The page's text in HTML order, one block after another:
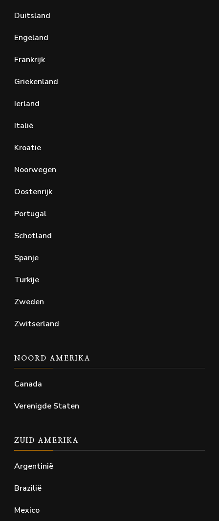
Duitsland
Engeland
Frankrijk
Griekenland
Ierland
Italië
Kroatie
Noorwegen
Oostenrijk
Portugal
Schotland
Spanje
Turkije
Zweden
Zwitserland
NOORD AMERIKA
Canada
Verenigde Staten
ZUID AMERIKA
Argentinië
Brazilië
Mexico